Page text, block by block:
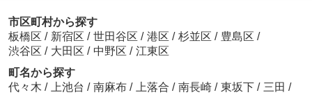
市区町村から探す
板橋区 / 新宿区 / 世田谷区 / 港区 / 杉並区 / 豊島区 /
渋谷区 / 大田区 / 中野区 / 江東区
町名から探す
代々木 / 上池台 / 南麻布 / 上落合 / 南長崎 / 東坂下 / 三田 /